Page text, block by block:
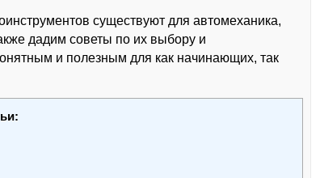
существуют для автомеханика,
дадим советы по их выбору и
и полезным для как начинающих, так